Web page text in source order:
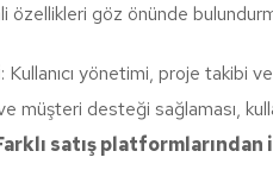
özellikleri göz önünde
: Kullanıcı yönetimi, proje takibi
desteği sağlaması,
satış